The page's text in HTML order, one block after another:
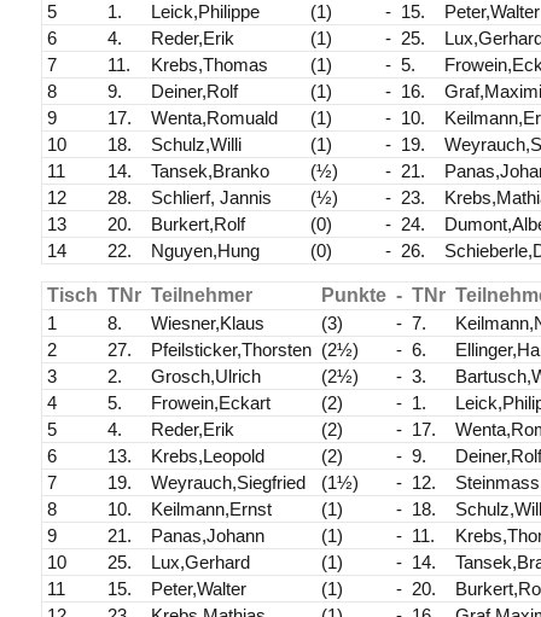
5
1. Leick,Philippe (1) - 15.
Peter,Walter
6
4. Reder,Erik (1) - 25.
7
11. Krebs,Thomas (1) - 5.
8
9. Deiner,Rolf (1) - 16.
9
17. Wenta,Romuald (1) - 10.
10
18. Schulz,Willi (1) - 19.
11
14. Tansek,Branko (½) - 21.
12
28. Schlierf, Jannis (½) - 23.
13
20. Burkert,Rolf (0) - 24.
14
22. Nguyen,Hung (0) - 26.
Tisch TNr Teilnehmer Punkte - TNr
1
8. Wiesner,Klaus (3) - 7.
2
27. Pfeilsticker,Thorsten (2½) - 6.
3
2. Grosch,Ulrich (2½) - 3.
4
5. Frowein,Eckart (2) - 1.
5
4. Reder,Erik (2) - 17.
6
13. Krebs,Leopold (2) - 9.
7
19. Weyrauch,Siegfried (1½) - 12.
8
10. Keilmann,Ernst (1) - 18.
9
21. Panas,Johann (1) - 11.
10
25. Lux,Gerhard (1) - 14.
11
15. Peter,Walter (1) - 20.